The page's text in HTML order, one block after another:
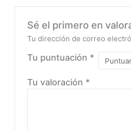
Sé el primero en
Tu dirección de correo
Tu puntuación *
Tu valoración *